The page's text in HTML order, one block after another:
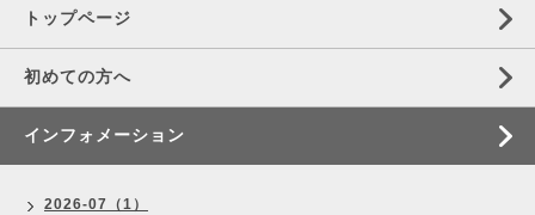
トップページ
初めての方へ
インフォメーション
2026-07（1）